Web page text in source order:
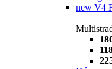
new V4